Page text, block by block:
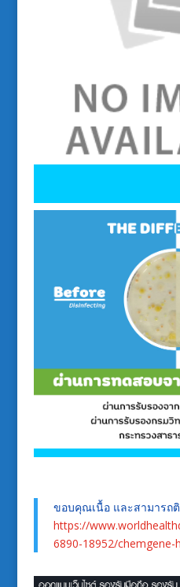
ขอบคุณเนื้อ และสามารถติ
https://
6890-18952/